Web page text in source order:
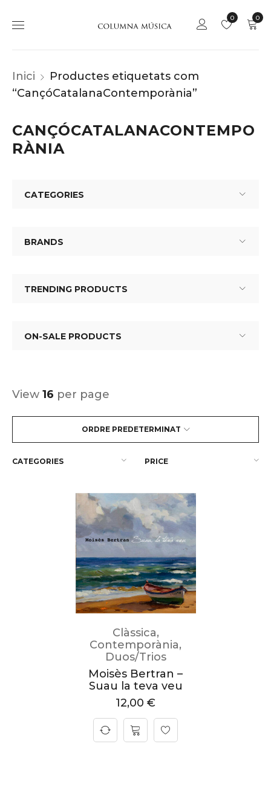
0
0
Inici
Productes etiquetats com
“CançóCatalanaContemporània”
CANÇÓCATALANACONTEMPO
RÀNIA
CATEGORIES
BRANDS
TRENDING PRODUCTS
ON-SALE PRODUCTS
ORDRE PREDETERMINAT
View 16 per page
CATEGORIES PRICE
Clàssica,
Contemporània,
Duos/Trios
Moisès Bertran –
Suau la teva veu
12,00 €